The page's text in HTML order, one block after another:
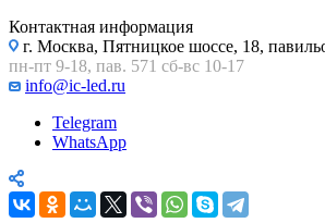
Контактная информация
г. Москва, Пятницкое шоссе, 18,
пн-пт 9-18, пав. 571 сб-вс 10-17
info@ic-led.ru
Telegram
WhatsApp